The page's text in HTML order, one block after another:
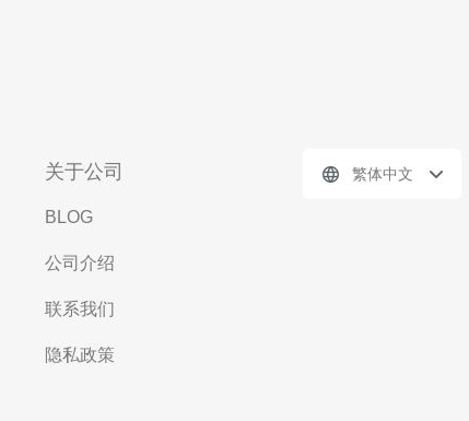
关于公司
BLOG
公司介绍
联系我们
隐私政策
繁体中文